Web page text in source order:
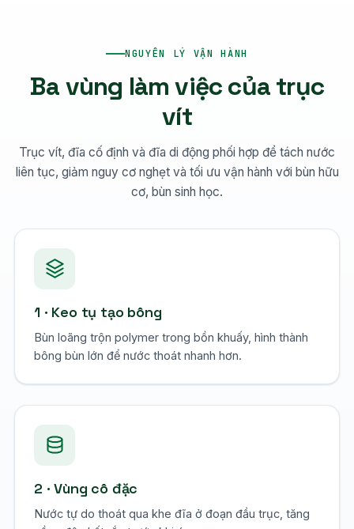
NGUYÊN LÝ VẬN HÀNH
Ba vùng làm việc của trục
vít
Trục vít, đĩa cố định và đĩa di động phối hợp để tách nước
liên tục, giảm nguy cơ nghẹt và tối ưu vận hành với bùn hữu
cơ, bùn sinh học.
1 · Keo tụ tạo bông
Bùn loãng trộn polymer trong bồn khuấy, hình thành
bông bùn lớn để nước thoát nhanh hơn.
2 · Vùng cô đặc
Nước tự do thoát qua khe đĩa ở đoạn đầu trục, tăng